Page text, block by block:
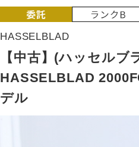
HASSELBLAD
【中古】(ハッセルブ
HASSELBLAD
デル